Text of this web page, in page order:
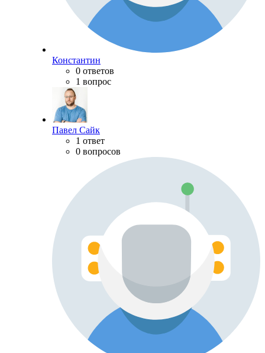
Константин
0 ответов
1 вопрос
Павел Сайк
1 ответ
0 вопросов